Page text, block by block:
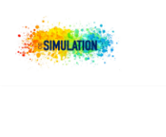
Saltar